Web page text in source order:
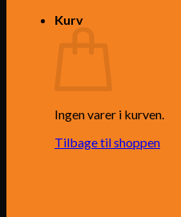
Kurv
Ingen varer i kurven.
Tilbage til shoppen